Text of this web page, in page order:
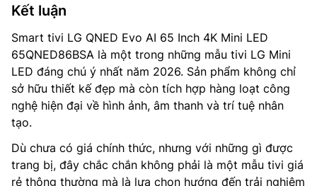
Kết luận
Smart tivi LG QNED Evo AI 65 Inch 4K Mini LED
65QNED86BSA là một trong những mẫu tivi LG Mini
LED đáng chú ý nhất năm 2026. Sản phẩm không chỉ
sở hữu thiết kế đẹp mà còn tích hợp hàng loạt công
nghệ hiện đại về hình ảnh, âm thanh và trí tuệ nhân
tạo.
Dù chưa có giá chính thức, nhưng với những gì được
trang bị, đây chắc chắn không phải là một mẫu tivi giá
rẻ thông thường mà là lựa chọn hướng đến trải nghiệm